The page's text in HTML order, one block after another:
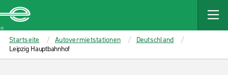
MAIN
CONTENT
Enterprise
Startseite Autovermietstationen
Deutschland
Leipzig Hauptbahnhof